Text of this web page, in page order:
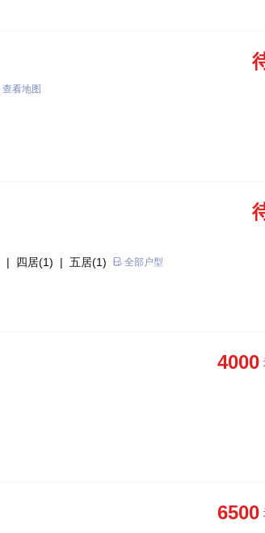
查看地图
| 四居(1) | 五居(1) 全部户型
4000
6500